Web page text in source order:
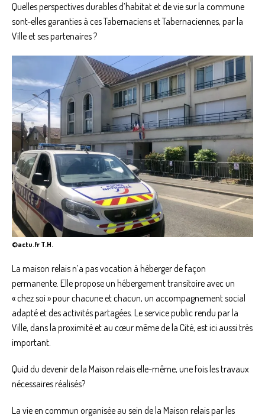
Quelles perspectives durables d’habitat et de vie sur la commune
sont-elles garanties à ces Tabernaciens et Tabernaciennes, par la
Ville et ses partenaires ?
©actu.fr T.H.
La maison relais n’a pas vocation à héberger de façon
permanente. Elle propose un hébergement transitoire avec un
« chez soi » pour chacune et chacun, un accompagnement social
adapté et des activités partagées. Le service public rendu par la
Ville, dans la proximité et au cœur même de la Cité, est ici aussi très
important.
Quid du devenir de la Maison relais elle-même, une fois les travaux
nécessaires réalisés?
La vie en commun organisée au sein de la Maison relais par les